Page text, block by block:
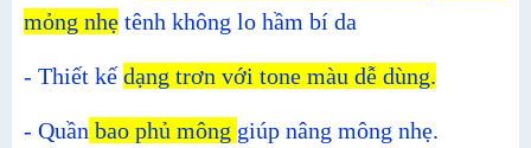
mỏng nhẹ tênh không lo hầm bí da
- Thiết kếdạng trơn với tone màu dễ dùng.
- Quần bao phủ mông giúp nâng mông nhẹ.